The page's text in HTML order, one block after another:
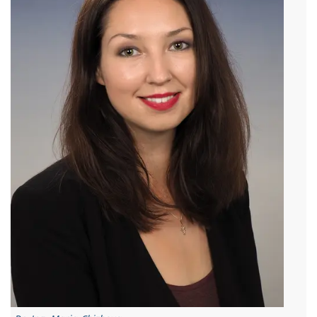
Frankfurt (Main))
10/2017 – 12/2020
Wissenschaftliche Mitarbeiterin am Lehrstuhl für
Digitale Denkmaltechnologien, Otto-Friedrich-
Universität Bamberg, Teilzeit
12/2016 – 10/2019
Wissenschaftliche Mitarbeiterin am Institut für
Angewandte Photogrammetrie der Jade
Hochschule in Oldenburg im Projekt
"Objekterkennung und Matching in Farbbildern",
Jade Hochschule Oldenburg, Teilzeit
07/2016 – 09/2017
Wissenschaftliche Mitarbeiterin im Projekt für
digitale Photogrammetrie "DiPhoBi4KMU",
Hochschule für angewandte Wissenschaften
Würzburg-Schweinfurt, Teilzeit
Wissenschaftliche Mitarbeiterin am Lehrstuhl für
Vermessung und Geoinformatik der Hochschule
für angewandte Wissenschaften Würzburg-